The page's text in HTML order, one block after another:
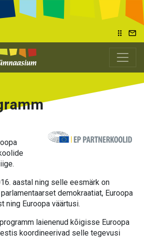
drag_indicator mail_outline
Image
aastal ning selle eesmärk on
demokraatiat, Euroopa
ning Euroopa väärtusi.
laienenud kõigisse Euroopa
koordineerivad selle tegevusi